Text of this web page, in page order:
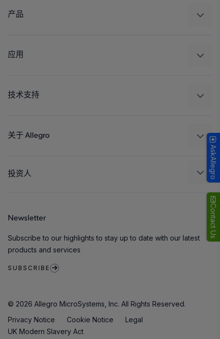
Contact Us
产品
调节
应用
工业
技术支持
封装
关于 Allegro
人才招聘
联系我们
投资人
Newsletter
Subscribe to our highlights to stay up to date with our latest
products and services
SUBSCRIBE
© 2026 Allegro MicroSystems, Inc. All Rights Reserved.
Privacy Notice
Cookie Notice
Legal
UK Modern Slavery Act
AskAllegro